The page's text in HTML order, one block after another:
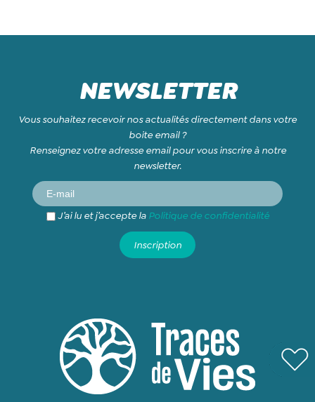
NEWSLETTER
Vous souhaitez recevoir nos actualités directement dans votre
boite email ?
Renseignez votre adresse email pour vous inscrire à notre
newsletter.
J’ai lu et j’accepte la Politique de confidentialité